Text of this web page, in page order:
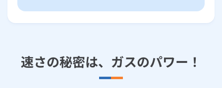
速さの秘密は、ガスのパワー！